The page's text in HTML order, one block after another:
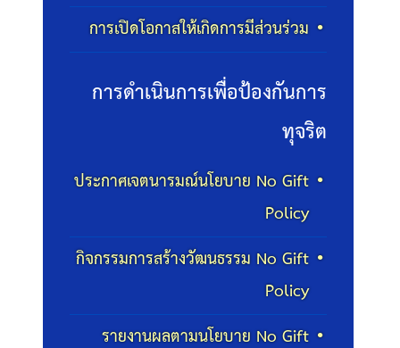
การเปิดโอกาสให้เกิดการมีส่วนร่วม
การดำเนินการเพื่อป้องกันการ
ทุจริต
ประกาศเจตนารมณ์นโยบาย No Gift
Policy
กิจกรรมการสร้างวัฒนธรรม No Gift
Policy
รายงานผลตามนโยบาย No Gift